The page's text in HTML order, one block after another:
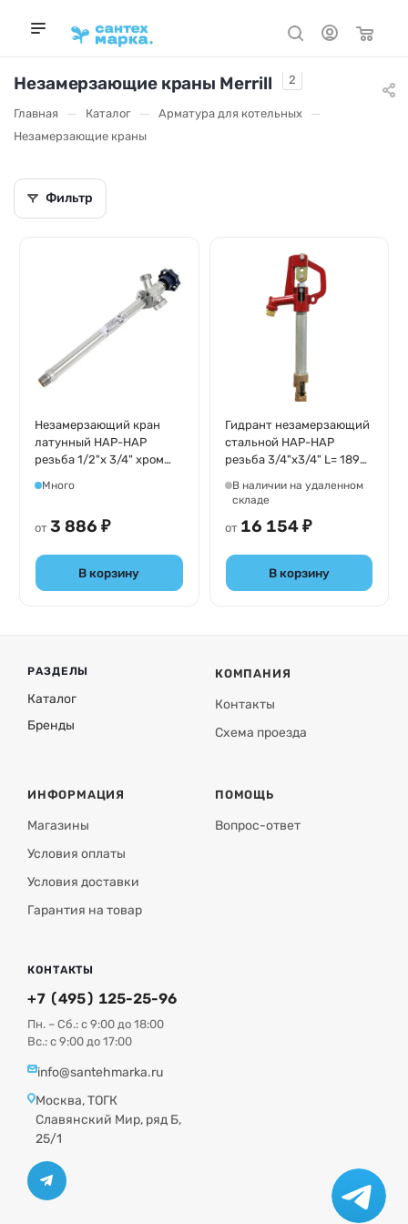
Незамерзающие краны Merrill 2
Главная — Каталог — Арматура для котельных —
Незамерзающие краны
Фильтр
Незамерзающий кран
латунный НАР-НАР
резьба 1/2"х 3/4" хром
Много
от 3 886 ₽
В корзину
Гидрант незамерзающий
стальной НАР-НАР
резьба 3/4"х3/4" L= 1890
В наличии на удаленном
складе
от 16 154 ₽
В корзину
РАЗДЕЛЫ
Каталог
Бренды
КОМПАНИЯ
Контакты
Схема проезда
ИНФОРМАЦИЯ
Магазины
Условия оплаты
Условия доставки
Гарантия на товар
ПОМОЩЬ
Вопрос-ответ
КОНТАКТЫ
+7 (495) 125-25-96
Пн. – Сб.: с 9:00 до 18:00
Вс.: с 9:00 до 17:00
info@santehmarka.ru
Москва, ТОГК
Славянский Мир, ряд Б,
25/1